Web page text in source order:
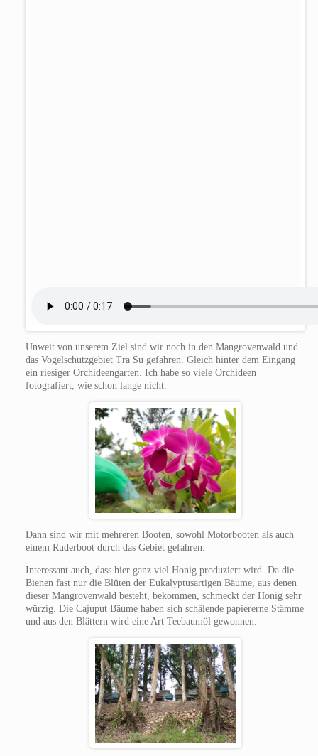
Unweit von unserem Ziel sind wir noch in den Mangrovenwald und
das Vogelschutzgebiet Tra Su gefahren. Gleich hinter dem Eingang
ein riesiger Orchideengarten. Ich habe so viele Orchideen
fotografiert, wie schon lange nicht.
Dann sind wir mit mehreren Booten, sowohl Motorbooten als auch
einem Ruderboot durch das Gebiet gefahren.
Interessant auch, dass hier ganz viel Honig produziert wird. Da die
Bienen fast nur die Blüten der Eukalyptusartigen Bäume, aus denen
dieser Mangrovenwald besteht, bekommen, schmeckt der Honig sehr
würzig. Die Cajuput Bäume haben sich schälende papiererne Stämme
und aus den Blättern wird eine Art Teebaumöl gewonnen.